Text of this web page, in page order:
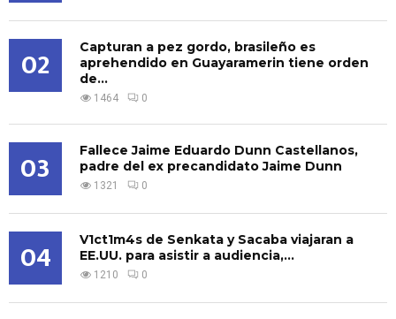
02
Capturan a pez gordo, brasileño es
aprehendido en Guayaramerin tiene orden
de...
1464 0
03
Fallece Jaime Eduardo Dunn Castellanos,
padre del ex precandidato Jaime Dunn
1321 0
04
V1ct1m4s de Senkata y Sacaba viajaran a
EE.UU. para asistir a audiencia,...
1210 0